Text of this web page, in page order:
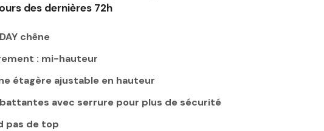
des dernières 72h
chêne
: mi-hauteur
étagère ajustable en hauteur
avec serrure pour plus de sécurité
pas de top